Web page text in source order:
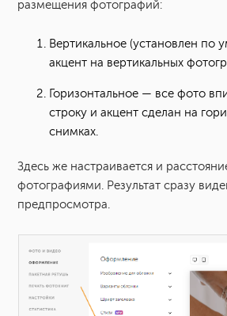
размещения фотографий:
Вертикальное (установлен по
акцент на вертикальных
Горизонтальное — все фото
строку и акцент сделан на
снимках.
Здесь же настраивается и
фотографиями. Результат сразу
предпросмотра.